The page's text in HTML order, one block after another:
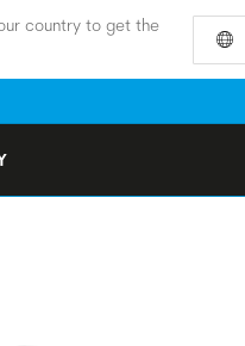
country to get the